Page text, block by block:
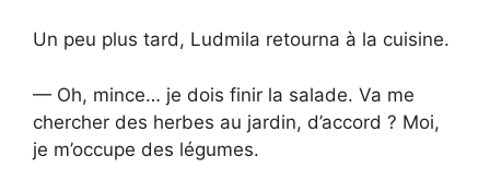
Un peu plus tard, Ludmila retourna à la cuisine.
— Oh, mince… je dois finir la salade. Va me
chercher des herbes au jardin, d’accord ? Moi,
je m’occupe des légumes.